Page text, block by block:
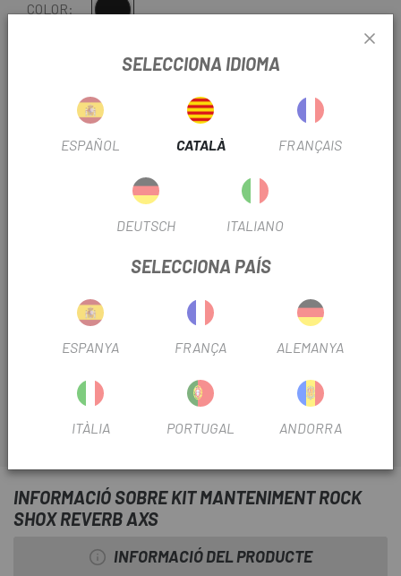
COLOR: Multi
DX7211.6818.051.001
Consulteu els temps de lliurament estimats en triar el
Mantingues la teva tija telescòpica Reverb en perfecte
estat de marxa amb el kit de manteniment que et presenta
INFORMACIÓ SOBRE KIT MANTENIMENT ROCK
SHOX REVERB AXS
INFORMACIÓ DEL PRODUCTE
SELECCIONA IDIOMA
ESPAÑOL CATALÀ FRANÇAIS
DEUTSCH ITALIANO
SELECCIONA PAÍS
ESPANYA FRANÇA ALEMANYA
ITÀLIA PORTUGAL ANDORRA